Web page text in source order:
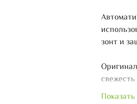
зонт и
который